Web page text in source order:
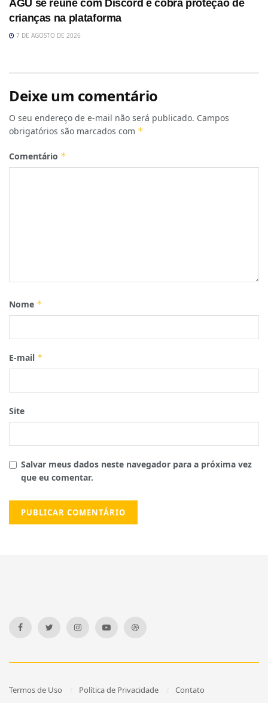
AGU se reúne com Discord e cobra proteção de
crianças na plataforma
7 DE AGOSTO DE 2026
Deixe um comentário
O seu endereço de e-mail não será publicado. Campos
obrigatórios são marcados com *
Comentário *
Nome *
E-mail *
Site
Salvar meus dados neste navegador para a próxima vez
que eu comentar.
Termos de Uso Política de Privacidade Contato